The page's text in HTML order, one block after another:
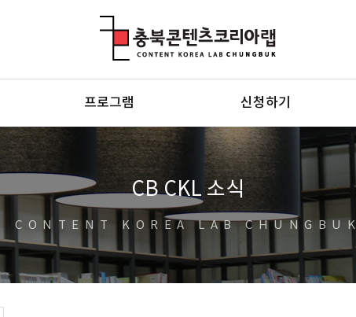
프로그램 신청하기
CB CKL 소식
CONTENT KOREA LAB CHUNGBUK